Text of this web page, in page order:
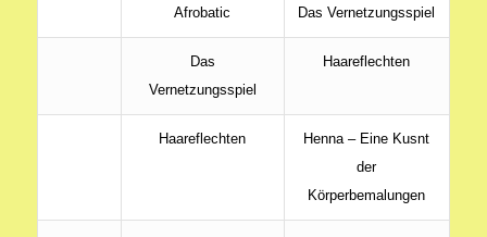
Afrobatic Das Vernetzungsspiel
Das
Vernetzungsspiel
Haareflechten
Haareflechten
Henna – Eine Kusnt
der
Körperbemalungen